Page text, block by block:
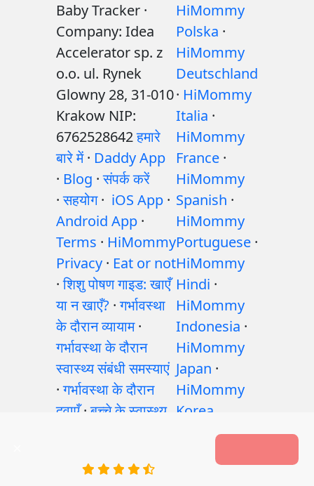
Baby Tracker ·
Company: Idea
Accelerator sp. z
o.o. ul. Rynek
Glowny 28, 31-010
Krakow NIP:
6762528642हमारे
बारे में· Daddy App
· Blog ·संपर्क करें
·सहयोग· iOS App ·
Android App ·
Terms · HiMommy
Privacy · Eat or not
·शिशु पोषण गाइड: खाएँ
या न खाएँ? ·गर्भावस्था
के दौरान व्यायाम·
गर्भावस्था के दौरान
स्वास्थ्य संबंधी समस्याएं
·गर्भावस्था के दौरान
दवाएँ·बच्चे के स्वास्थ्य
HiMommy
Polska ·
HiMommy
Deutschland
· HiMommy
Italia ·
HiMommy
France ·
HiMommy
Spanish ·
HiMommy
Portuguese ·
HiMommy
Hindi ·
HiMommy
Indonesia ·
HiMommy
Japan ·
HiMommy
Korea